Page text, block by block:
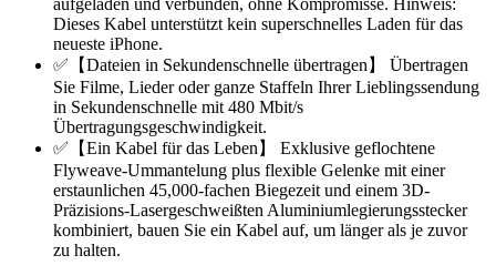
Dieses Kabel unterstützt kein superschnelles Laden für das
neueste iPhone.
✅【Dateien in Sekundenschnelle übertragen】 Übertragen
Sie Filme, Lieder oder ganze Staffeln Ihrer Lieblingssendung
in Sekundenschnelle mit 480 Mbit/s
Übertragungsgeschwindigkeit.
✅【Ein Kabel für das Leben】 Exklusive geflochtene
Flyweave-Ummantelung plus flexible Gelenke mit einer
erstaunlichen 45,000-fachen Biegezeit und einem 3D-
Präzisions-Lasergeschweißten Aluminiumlegierungsstecker
kombiniert, bauen Sie ein Kabel auf, um länger als je zuvor
zu halten.